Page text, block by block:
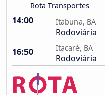
Rota Transportes
14:00 Itabuna, BA
Rodoviária
16:50
Itacaré, BA
Rodoviária